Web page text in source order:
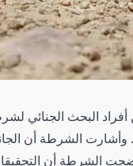
أفراد البحث
الشرطة أن
الشرطة أن